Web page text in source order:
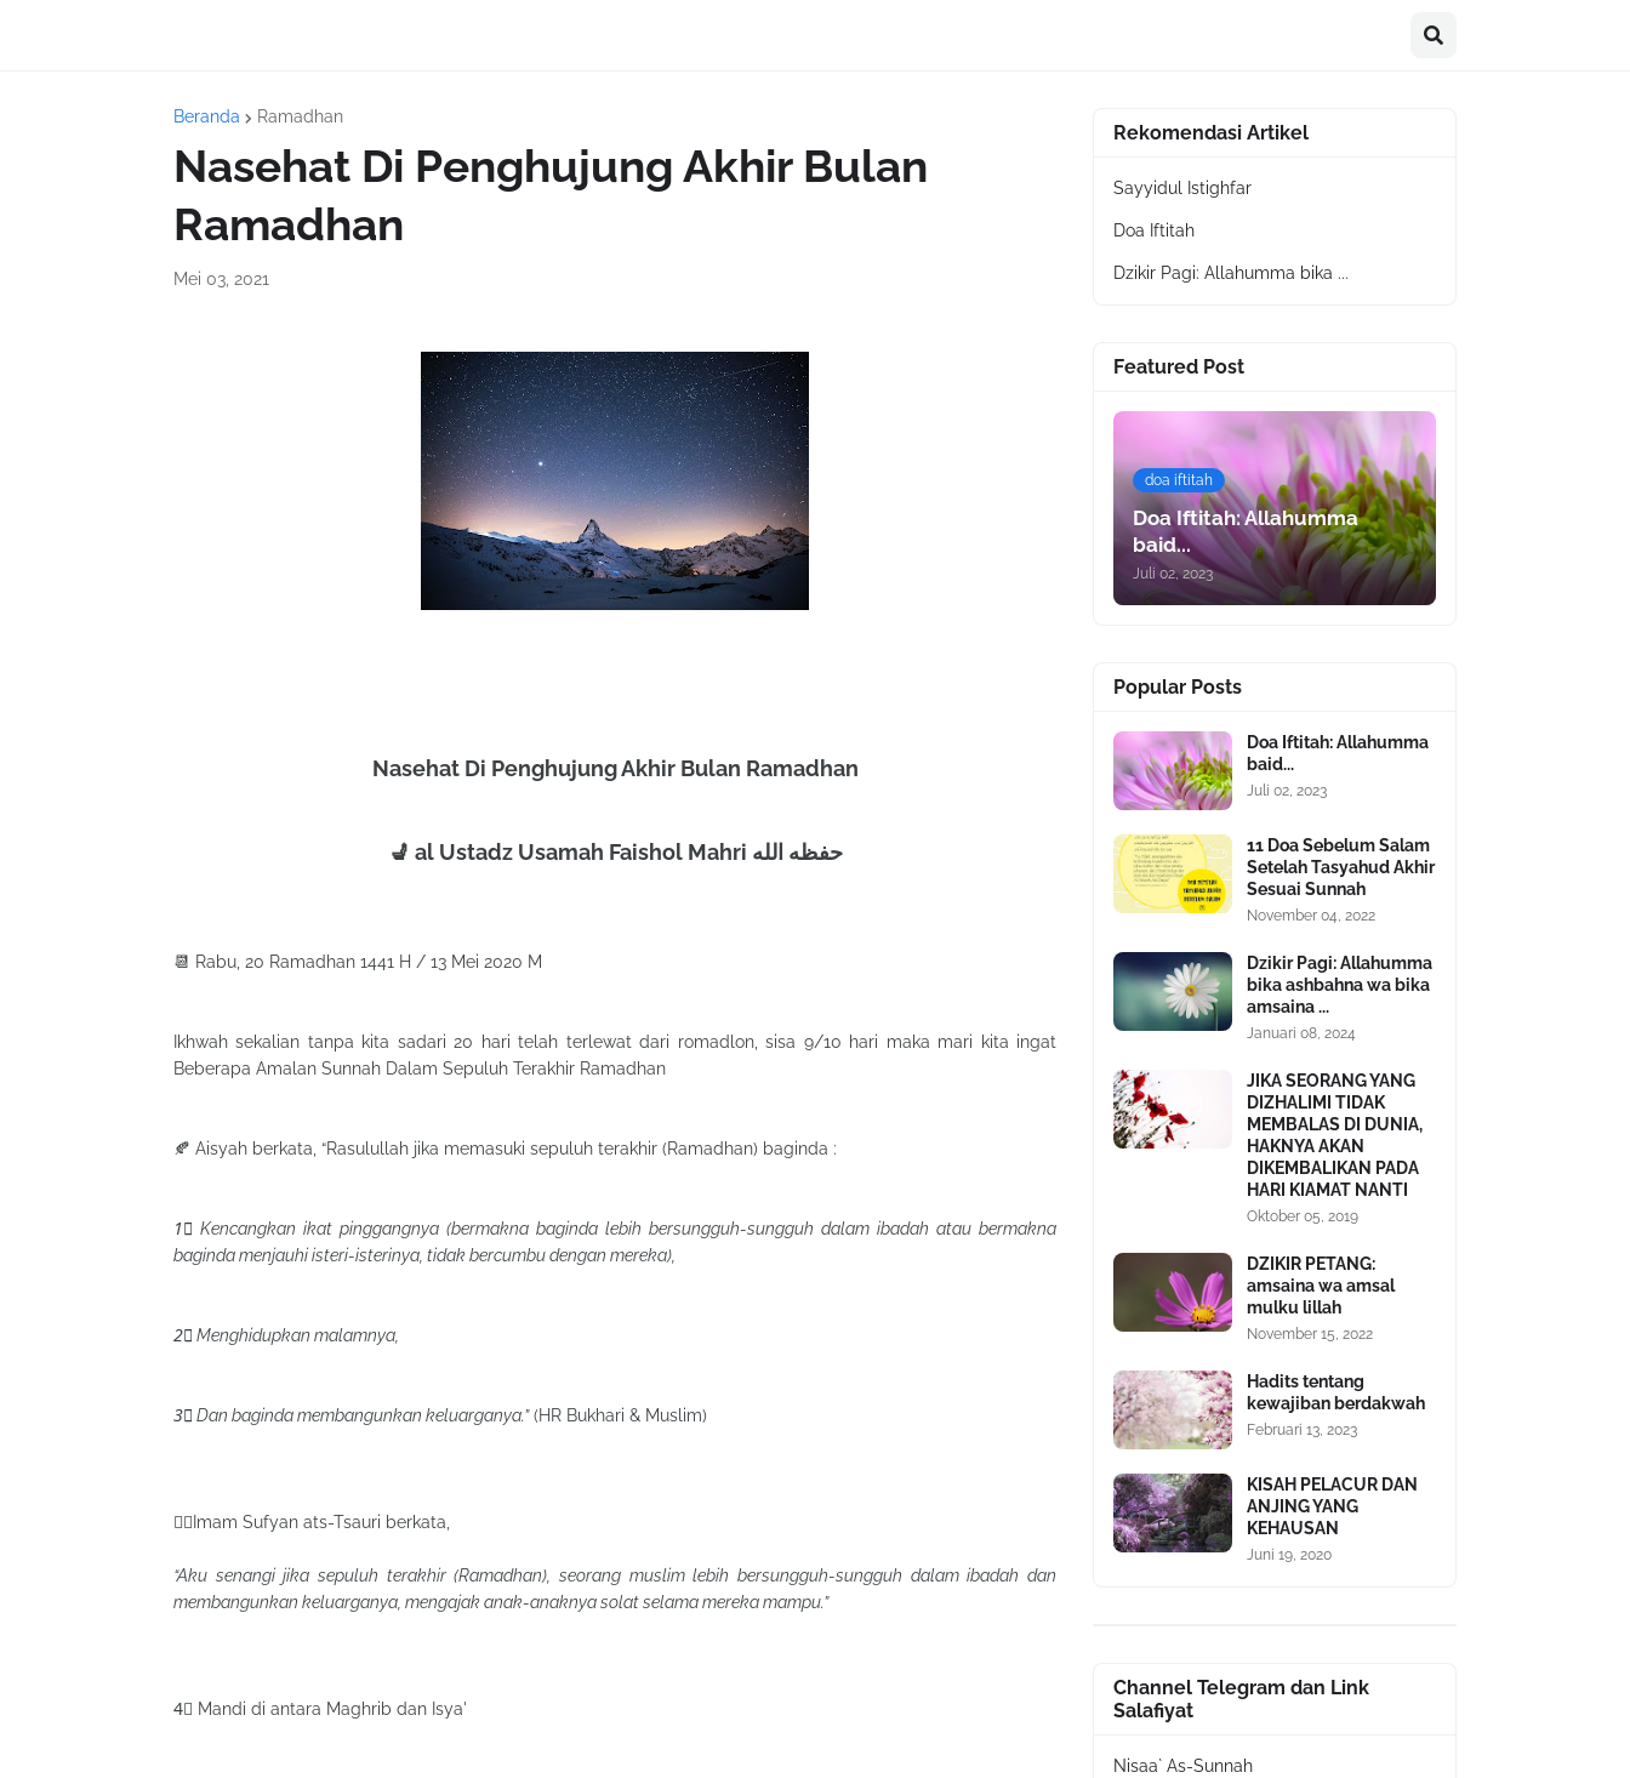
Beranda Ramadhan
Nasehat Di Penghujung Akhir Bulan
Ramadhan
Mei 03, 2021
Nasehat Di Penghujung Akhir Bulan Ramadhan
💺 al Ustadz Usamah Faishol Mahri حفظه الله
📆 Rabu, 20 Ramadhan 1441 H / 13 Mei 2020 M
Ikhwah sekalian tanpa kita sadari 20 hari telah terlewat dari romadlon, sisa 9/10 hari maka mari kita ingat
Beberapa Amalan Sunnah Dalam Sepuluh Terakhir Ramadhan
🍂 Aisyah berkata, “Rasulullah jika memasuki sepuluh terakhir (Ramadhan) baginda :
1⃣ Kencangkan ikat pinggangnya (bermakna baginda lebih bersungguh-sungguh dalam ibadah atau bermakna
baginda menjauhi isteri-isterinya, tidak bercumbu dengan mereka),
2⃣ Menghidupkan malamnya,
3⃣ Dan baginda membangunkan keluarganya.”(HR Bukhari & Muslim)
☝🏼Imam Sufyan ats-Tsauri berkata,
“Aku senangi jika sepuluh terakhir (Ramadhan), seorang muslim lebih bersungguh-sungguh dalam ibadah dan
membangunkan keluarganya, mengajak anak-anaknya solat selama mereka mampu.”
4⃣ Mandi di antara Maghrib dan Isya'
Rekomendasi Artikel
Sayyidul Istighfar
Doa Iftitah
Dzikir Pagi: Allahumma bika ...
Featured Post
doa iftitah
Doa Iftitah: Allahumma
baid...
Juli 02, 2023
Popular Posts
Doa Iftitah: Allahumma
baid...
Juli 02, 2023
11 Doa Sebelum Salam
Setelah Tasyahud Akhir
Sesuai Sunnah
November 04, 2022
Dzikir Pagi: Allahumma
bika ashbahna wa bika
amsaina ...
Januari 08, 2024
JIKA SEORANG YANG
DIZHALIMI TIDAK
MEMBALAS DI DUNIA,
HAKNYA AKAN
DIKEMBALIKAN PADA
HARI KIAMAT NANTI
Oktober 05, 2019
DZIKIR PETANG:
amsaina wa amsal
mulku lillah
November 15, 2022
Hadits tentang
kewajiban berdakwah
Februari 13, 2023
KISAH PELACUR DAN
ANJING YANG
KEHAUSAN
Juni 19, 2020
Channel Telegram dan Link
Salafiyat
Nisaa` As-Sunnah